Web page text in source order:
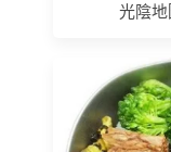
光陰